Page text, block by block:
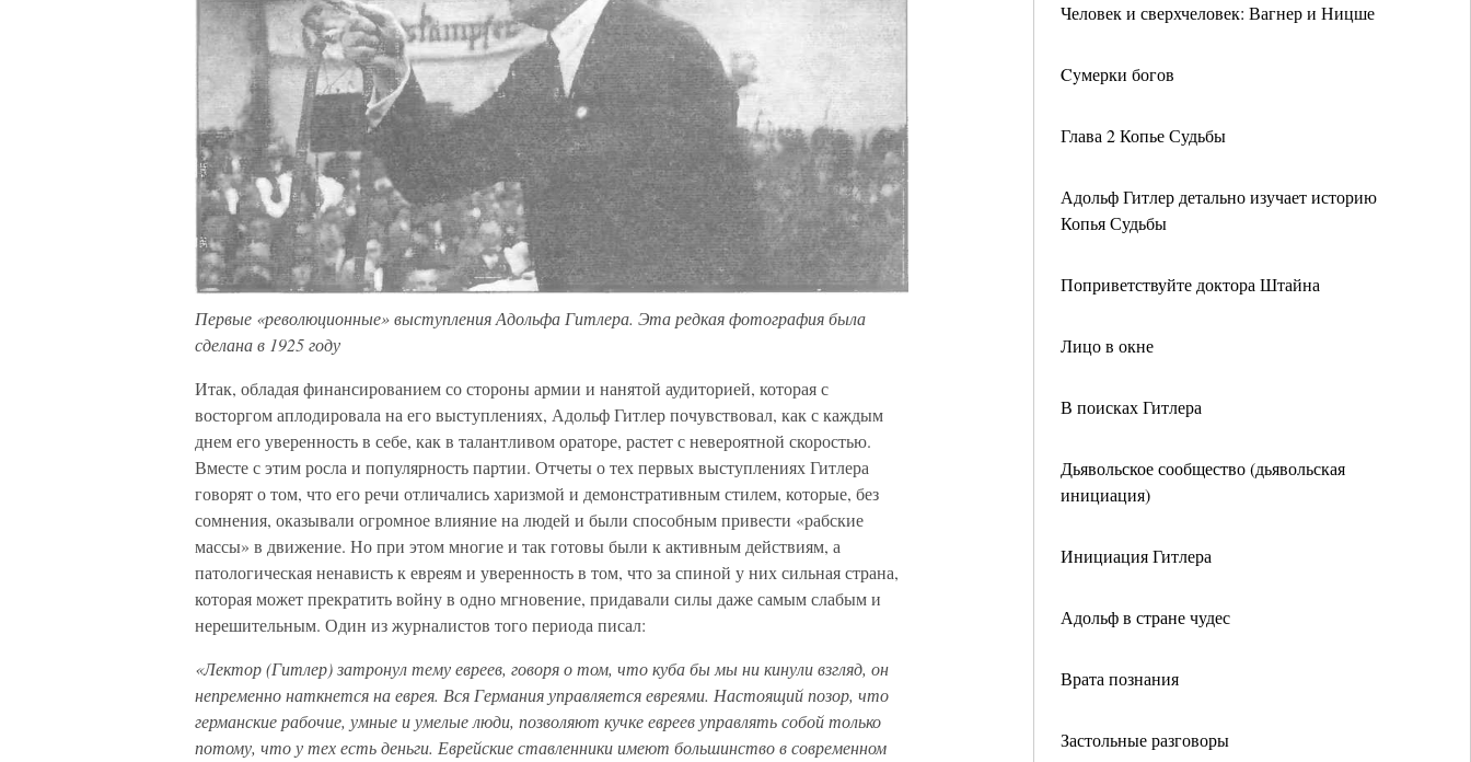
Человек и сверхчеловек: Вагнер и Ницше
Cyмерки богов
Глава 2 Копье Судьбы
Адольф Гитлер детально изучает историю
Копья Судьбы
Поприветствуйте доктора Штайна
Лицо в окне
В поисках Гитлера
Дьявольское сообщество (дьявольская
инициация)
Инициация Гитлера
Адольф в стране чудес
Врата познания
Застольные разговоры
Первые «революционные» выступления Адольфа Гитлера. Эта редкая фотография была
сделана в 1925 году
Итак, обладая финансированием со стороны армии и нанятой аудиторией, которая с
восторгом аплодировала на его выступлениях, Адольф Гитлер почувствовал, как с каждым
днем его уверенность в себе, как в талантливом ораторе, растет с невероятной скоростью.
Вместе с этим росла и популярность партии. Отчеты о тех первых выступлениях Гитлера
говорят о том, что его речи отличались харизмой и демонстративным стилем, которые, без
сомнения, оказывали огромное влияние на людей и были способным привести «рабские
массы» в движение. Но при этом многие и так готовы были к активным действиям, а
патологическая ненависть к евреям и уверенность в том, что за спиной у них сильная страна,
которая может прекратить войну в одно мгновение, придавали силы даже самым слабым и
нерешительным. Один из журналистов того периода писал:
«Лектор (Гитлер) затронул тему евреев, говоря о том, что куба бы мы ни кинули взгляд, он
непременно наткнется на еврея. Вся Германия управляется евреями. Настоящий позор, что
германские рабочие, умные и умелые люди, позволяют кучке евреев управлять собой только
потому, что у тех есть деньги. Еврейские ставленники имеют большинство в современном